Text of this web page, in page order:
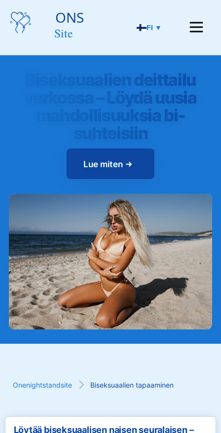
FI ▼
Biseksuaalien deittailu
verkossa – Löydä uusia
mahdollisuuksia bi-
suhteisiin
Lue miten
Onenightstandsite Biseksuaalien tapaaminen
Löytää biseksuaalisen naisen seuralaisen –